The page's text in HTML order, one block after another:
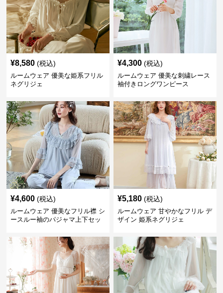
¥8,580 (税込)
ルームウェア 優美な姫系フリル
ネグリジェ
¥4,300 (税込)
ルームウェア 優美な刺繍レース
袖付きロングワンピース
¥4,600 (税込)
ルームウェア 優美なフリル襟 シ
ースルー袖のパジャマ上下セッ
¥5,180 (税込)
ルームウェア 甘やかなフリル デ
ザイン 姫系ネグリジェ